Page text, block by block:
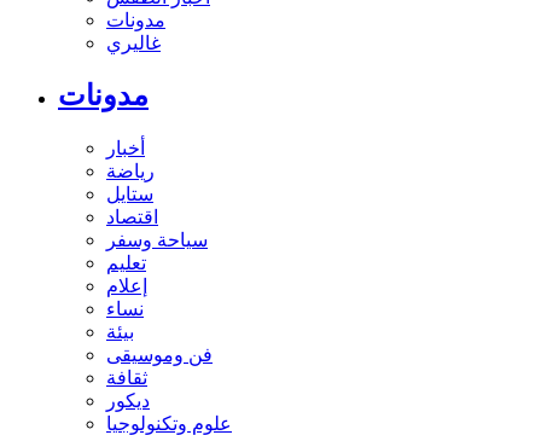
مدونات
غاليري
مدونات
أخبار
رياضة
ستايل
اقتصاد
سياحة وسفر
تعليم
إعلام
نساء
بيئة
فن وموسيقى
ثقافة
ديكور
علوم وتكنولوجيا